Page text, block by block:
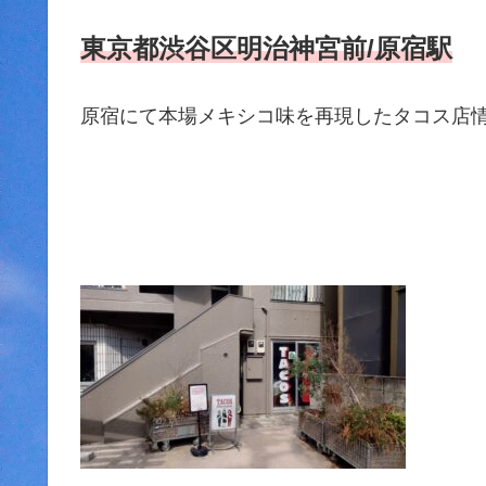
東京都渋谷区明治神宮前/原宿駅
原宿にて本場メキシコ味を再現したタコス店